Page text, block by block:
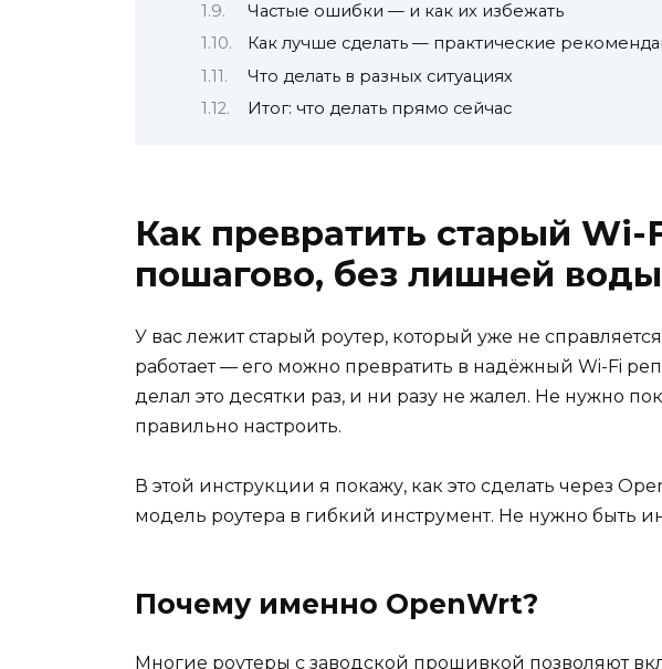
Частые ошибки — и как их избежать
Как лучше сделать — практические
Что делать в разных ситуациях
Итог: что делать прямо сейчас
Как превратить старый
пошагово, без лишней воды
У вас лежит старый роутер, который уже не
работает — его можно превратить в надёжный Wi-Fi
делал это десятки раз, и ни разу не жалел. Не нужно
правильно настроить.
В этой инструкции я покажу, как это сделать через
модель роутера в гибкий инструмент. Не нужно быть
Почему именно OpenWrt?
Многие роутеры с заводской прошивкой позволяют